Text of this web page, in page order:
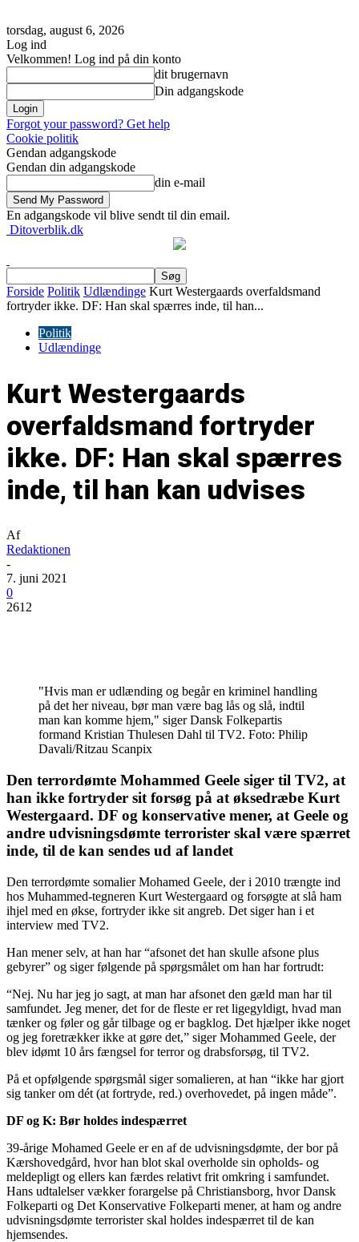
torsdag, august 6, 2026
Log ind
Velkommen! Log ind på din konto
dit brugernavn
Din adgangskode
Forgot your password? Get help
Cookie politik
Gendan adgangskode
Gendan din adgangskode
din e-mail
En adgangskode vil blive sendt til din email.
Ditoverblik.dk
Forside Politik Udlændinge Kurt Westergaards overfaldsmand
fortryder ikke. DF: Han skal spærres inde, til han...
Politik
Udlændinge
Kurt Westergaards
overfaldsmand fortryder
ikke. DF: Han skal spærres
inde, til han kan udvises
Af
Redaktionen
-
7. juni 2021
0
2612
"Hvis man er udlænding og begår en kriminel handling
på det her niveau, bør man være bag lås og slå, indtil
man kan komme hjem," siger Dansk Folkepartis
formand Kristian Thulesen Dahl til TV2. Foto: Philip
Davali/Ritzau Scanpix
Den terrordømte Mohammed Geele siger til TV2, at
han ikke fortryder sit forsøg på at øksedræbe Kurt
Westergaard. DF og konservative mener, at Geele og
andre udvisningsdømte terrorister skal være spærret
inde, til de kan sendes ud af landet
Den terrordømte somalier Mohamed Geele, der i 2010 trængte ind
hos Muhammed-tegneren Kurt Westergaard og forsøgte at slå ham
ihjel med en økse, fortryder ikke sit angreb. Det siger han i et
interview med TV2.
Han mener selv, at han har “afsonet det han skulle afsone plus
gebyrer” og siger følgende på spørgsmålet om han har fortrudt:
“Nej. Nu har jeg jo sagt, at man har afsonet den gæld man har til
samfundet. Jeg mener, det for de fleste er ret ligegyldigt, hvad man
tænker og føler og går tilbage og er bagklog. Det hjælper ikke noget
og jeg foretrækker ikke at gøre det,” siger Mohammed Geele, der
blev idømt 10 års fængsel for terror og drabsforsøg, til TV2.
På et opfølgende spørgsmål siger somalieren, at han “ikke har gjort
sig tanker om dét (at fortryde, red.) overhovedet, på ingen måde”.
DF og K: Bør holdes indespærret
39-årige Mohamed Geele er en af de udvisningsdømte, der bor på
Kærshovedgård, hvor han blot skal overholde sin opholds- og
meldepligt og ellers kan færdes relativt frit omkring i samfundet.
Hans udtalelser vækker forargelse på Christiansborg, hvor Dansk
Folkeparti og Det Konservative Folkeparti mener, at ham og andre
udvisningsdømte terrorister skal holdes indespærret til de kan
hjemsendes.